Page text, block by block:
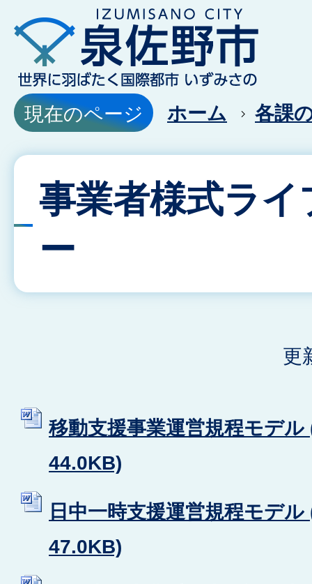
現在のページ ホーム 各課
事業者様式ライ
ー
更
移動支援事業運営規程モデ
44.0KB)
日中一時支援運営規程モデ
47.0KB)